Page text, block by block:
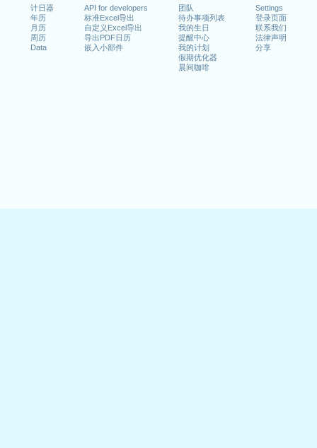
计日器
年历
月历
周历
Data
API for developers
标准Excel导出
自定义Excel导出
导出PDF日历
嵌入小部件
团队
待办事项列表
我的生日
提醒中心
我的计划
假期优化器
晨间咖啡
Settings
登录页面
联系我们
法律声明
分享
日星期六